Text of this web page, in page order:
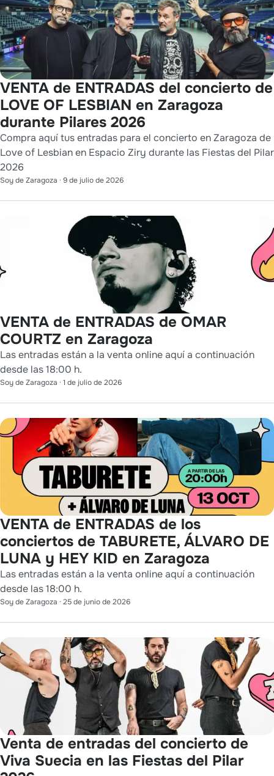
VENTA de ENTRADAS del concierto de
LOVE OF LESBIAN en Zaragoza
durante Pilares 2026
Compra aquí tus entradas para el concierto en Zaragoza de
Love of Lesbian en Espacio Ziry durante las Fiestas del Pilar
2026
Soy de Zaragoza · 9 de julio de 2026
VENTA de ENTRADAS de OMAR
COURTZ en Zaragoza
Las entradas están a la venta online aquí a continuación
desde las 18:00 h.
Soy de Zaragoza · 1 de julio de 2026
VENTA de ENTRADAS de los
conciertos de TABURETE, ÁLVARO DE
LUNA y HEY KID en Zaragoza
Las entradas están a la venta online aquí a continuación
desde las 18:00 h.
Soy de Zaragoza · 25 de junio de 2026
Venta de entradas del concierto de
Viva Suecia en las Fiestas del Pilar